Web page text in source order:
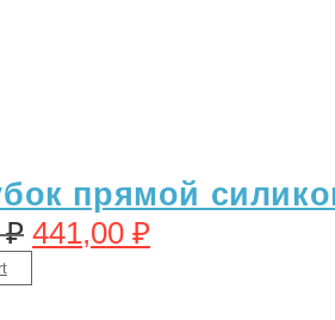
прямой
₽ 441,00 ₽